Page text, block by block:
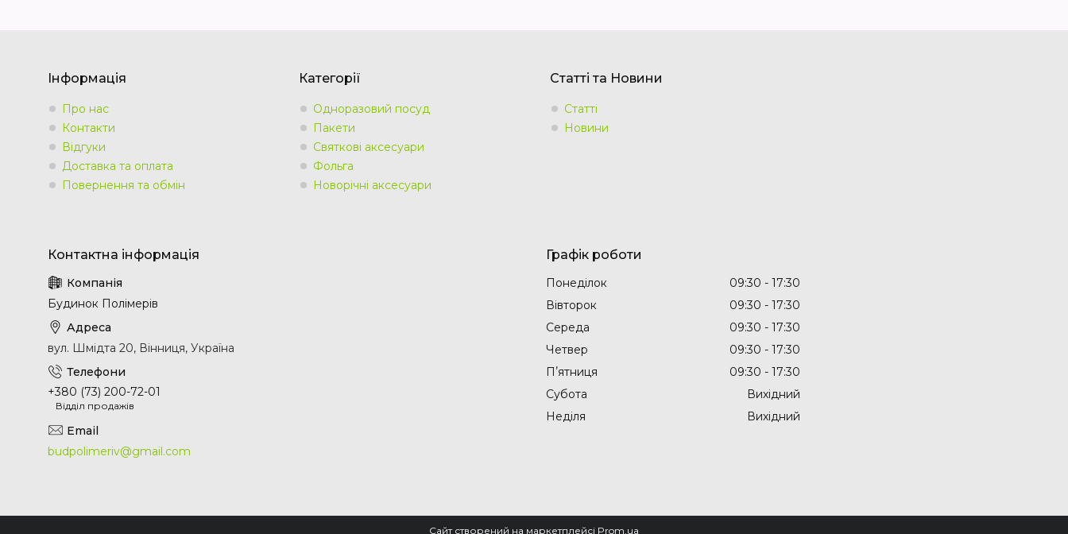
Інформація
Про нас
Контакти
Відгуки
Доставка та оплата
Повернення та обмін
Категорії
Одноразовий посуд
Пакети
Святкові аксесуари
Фольга
Новорічні аксесуари
Статті та Новини
Статті
Новини
Будинок Полімерів
вул. Шмідта 20, Вінниця, Україна
+380 (73) 200-72-01
Відділ продажів
budpolimeriv@gmail.com
Графік роботи
Понеділок 09:30
17:30
Вівторок
09:30
17:30
Середа
09:30
17:30
Четвер
09:30
17:30
Пʼятниця
09:30
17:30
Субота
Вихідний
Неділя
Вихідний
Сайт створений на маркетплейсі Prom.ua